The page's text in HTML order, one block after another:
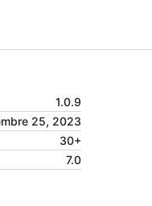
1.0.9
25, 2023
30+
7.0